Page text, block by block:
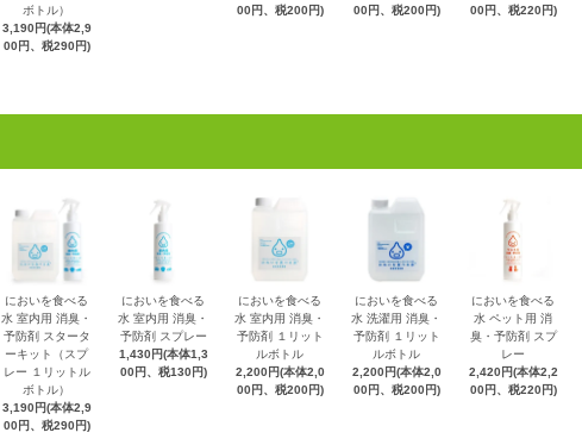
ボトル）
3,190円(本体2,9
00円、税290円)
00円、税200円)
00円、税200円)
00円、税220円)
においを食べる
水 室内用 消臭・
予防剤 スタータ
ーキット（スプ
レー １リットル
ボトル）
3,190円(本体2,9
00円、税290円)
においを食べる
水 室内用 消臭・
予防剤 スプレー
1,430円(本体1,3
00円、税130円)
においを食べる
水 室内用 消臭・
予防剤 １リット
ルボトル
2,200円(本体2,0
00円、税200円)
においを食べる
水 洗濯用 消臭・
予防剤 １リット
ルボトル
2,200円(本体2,0
00円、税200円)
においを食べる
水 ペット用 消
臭・予防剤 スプ
レー
2,420円(本体2,2
00円、税220円)